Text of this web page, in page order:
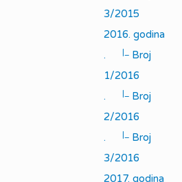
3/2015
2016. godina
.
|_ Broj
1/2016
.
|_ Broj
2/2016
.
|_ Broj
3/2016
2017. godina